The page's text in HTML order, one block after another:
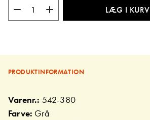
LÆG I KURV
PRODUKTINFORMATION
Varenr.: 542-380
Farve: Grå